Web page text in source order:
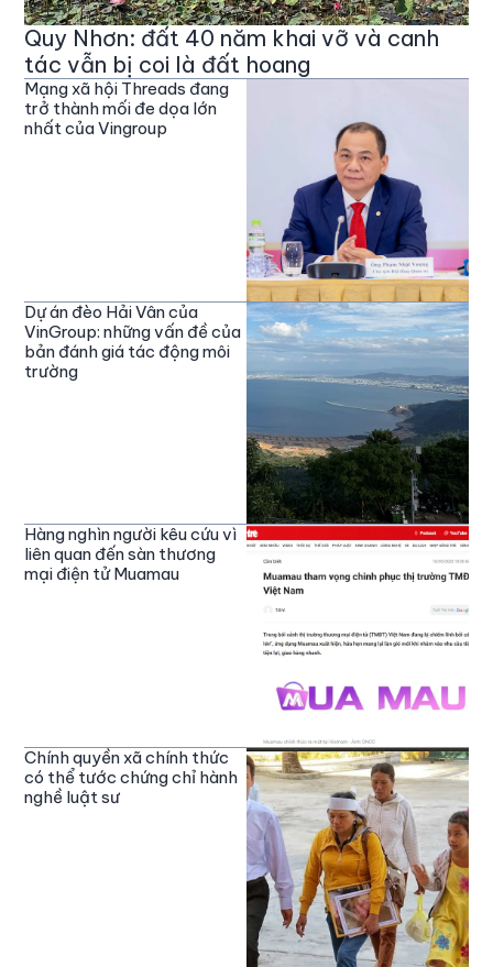
Quy Nhơn: đất 40 năm khai vỡ và canh
tác vẫn bị coi là đất hoang
Mạng xã hội Threads đang
trở thành mối đe dọa lớn
nhất của Vingroup
Dự án đèo Hải Vân của
VinGroup: những vấn đề của
bản đánh giá tác động môi
trường
Hàng nghìn người kêu cứu vì
liên quan đến sàn thương
mại điện tử Muamau
Chính quyền xã chính thức
có thể tước chứng chỉ hành
nghề luật sư